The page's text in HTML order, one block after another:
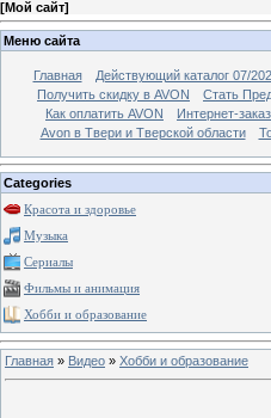
[Мой сайт]
Меню сайта
Главная Действующий каталог 07/
Получить скидку в AVON
Стать
Как оплатить AVON
Интернет-
Avon в Твери и Тверской области
Categories
Красота и здоровье
Музыка
Сериалы
Фильмы и анимация
Хобби и образование
Главная » Видео » Хобби и образование